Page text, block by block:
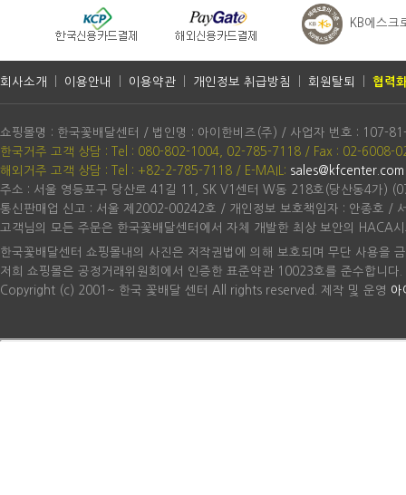
KB에스크
회사소개 이용안내 이용약관 개인정보 취급방침 회원탈퇴 협력
쇼핑몰명 : 한국꽃배달센터 / 법인명 : 아이한비즈(주) / 사업자 번호 : 107-
한국거주 고객 상담 : Tel : 080-802-1004, 02-785-7118 / Fax : 02-6008-
해외거주 고객 상담 : Tel : +82-2-785-7118 / E-MAIL: sales@kfcenter.com
주소 : 서울 영등포구 당산로 41길 11, SK V1센터 W동 218호(당산동4가)
통신판매업 신고 : 서울 제2002-00242호 / 개인정보 보호책임자 : 안종호 /
고객님의 모든 주문은 한국꽃배달센터에서 자체 개발한 최상 보안의 HACA
한국꽃배달센터 쇼핑몰내의 사진은 저작권법에 의해 보호되며 무단 사용을
저희 쇼핑몰은 공정거래위원회에서 인증한 표준약관 10023호를 준수합니다.
Copyright (c) 2001~ 한국 꽃배달 센터 All rights reserved. 제작 및 운영 아